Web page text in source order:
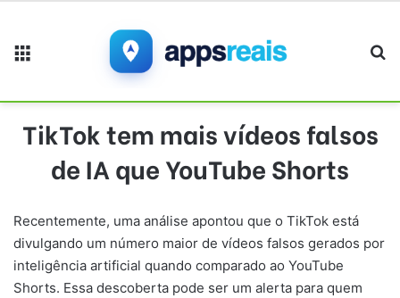
TikTok tem mais vídeos falsos
de IA que YouTube Shorts
Recentemente, uma análise apontou que o TikTok está
divulgando um número maior de vídeos falsos gerados por
inteligência artificial quando comparado ao YouTube
Shorts. Essa descoberta pode ser um alerta para quem